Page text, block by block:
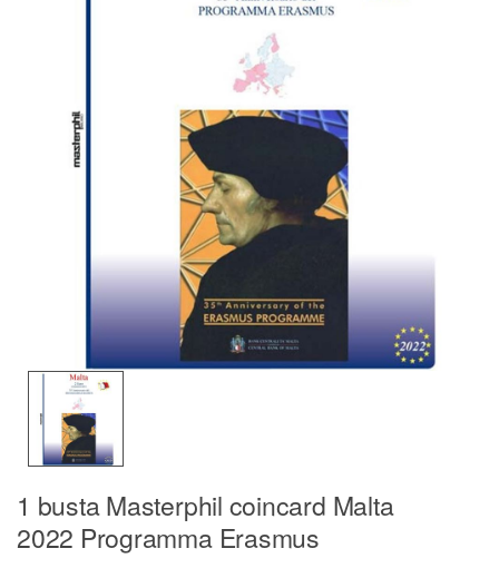
1 busta Masterphil coincard Malta
2022 Programma Erasmus